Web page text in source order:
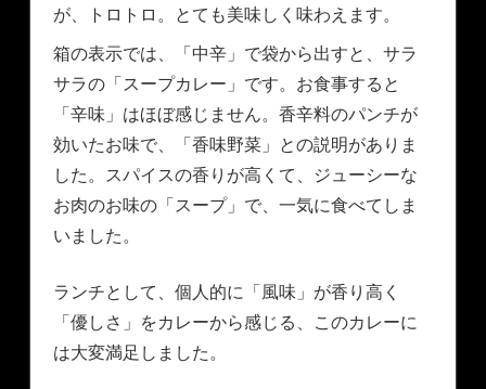
が、トロトロ。とても美味しく味わえます。
箱の表示では、「中辛」で袋から出すと、サラ
サラの「スープカレー」です。お食事すると
「辛味」はほぼ感じません。香辛料のパンチが
効いたお味で、「香味野菜」との説明がありま
した。スパイスの香りが高くて、ジューシーな
お肉のお味の「スープ」で、一気に食べてしま
いました。
ランチとして、個人的に「風味」が香り高く
「優しさ」をカレーから感じる、このカレーに
は大変満足しました。